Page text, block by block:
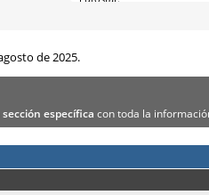
de 2025.
sección específica con toda la